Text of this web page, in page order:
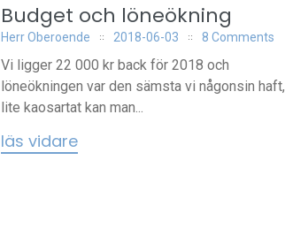
Budget och löneökning
Herr Oberoende 2018-06-03 8 Comments
Vi ligger 22 000 kr back för 2018 och
löneökningen var den sämsta vi någonsin haft,
lite kaosartat kan man...
läs vidare